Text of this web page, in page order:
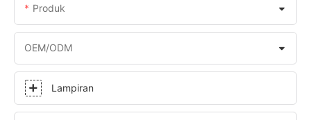
Produk
OEM/ODM
Lampiran